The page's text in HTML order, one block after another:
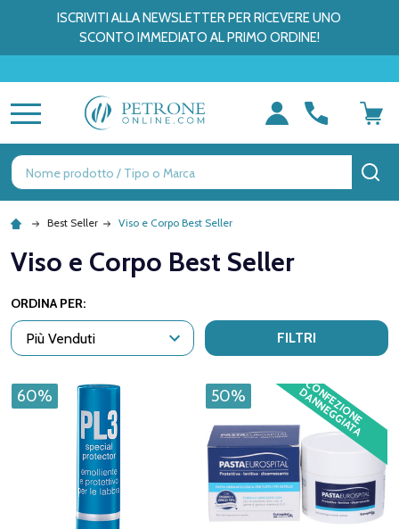
ISCRIVITI ALLA NEWSLETTER PER RICEVERE UNO
SCONTO IMMEDIATO AL PRIMO ORDINE!
Ricerca
Best Seller Viso e Corpo Best Seller
Viso e Corpo Best Seller
ORDINA PER:
FILTRI
60% 50% C
O
N
F
E
Z
IO
N
E
D
A
N
N
E
G
G
IA
T
A